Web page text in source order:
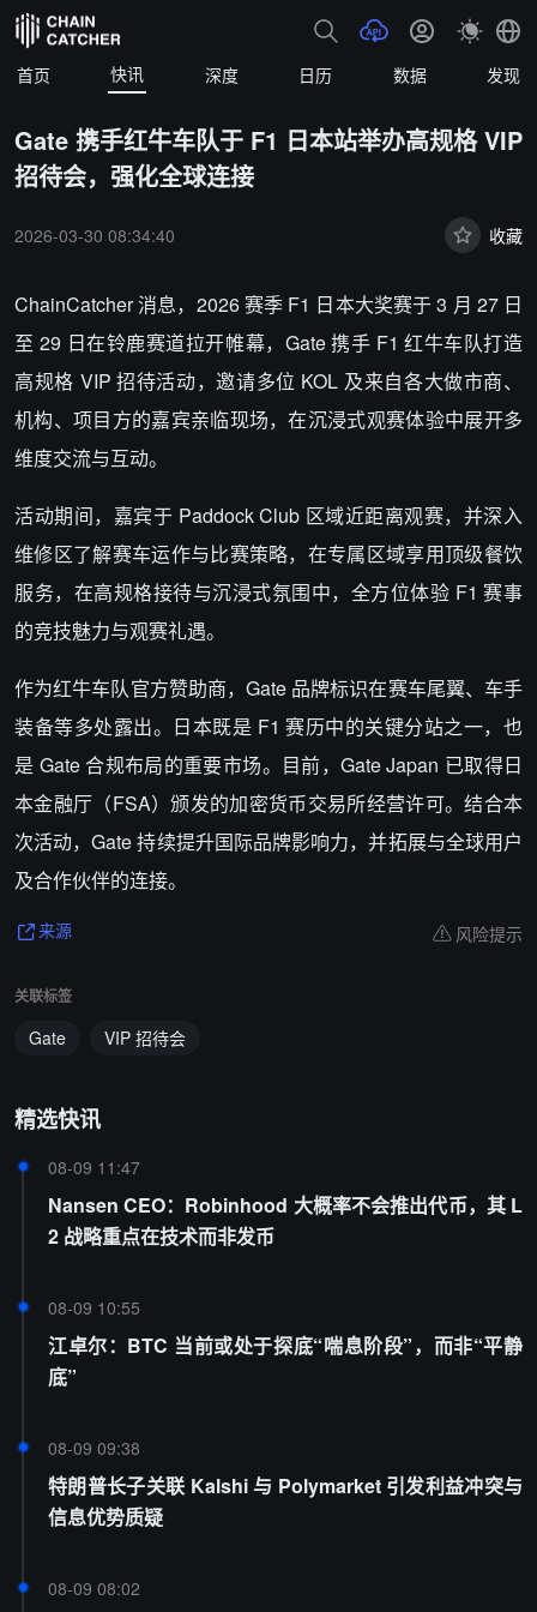
首页 快讯 深度 日历 数据 发现
Gate 携手红牛车队于 F1 日本站举办高规格 VIP
招待会，强化全球连接
2026-03-30 08:34:40 收藏
ChainCatcher 消息， 2026 赛季 F1 日本大奖赛于 3 月 27 日
至 29 日在铃鹿赛道拉开帷幕，Gate 携手 F1 红牛车队打造
高规格 VIP 招待活动，邀请多位 KOL 及来自各大做市商、
机构、项目方的嘉宾亲临现场，在沉浸式观赛体验中展开多
维度交流与互动。
活动期间，嘉宾于 Paddock Club 区域近距离观赛，并深入
维修区了解赛车运作与比赛策略，在专属区域享用顶级餐饮
服务，在高规格接待与沉浸式氛围中，全方位体验 F1 赛事
的竞技魅力与观赛礼遇。
作为红牛车队官方赞助商，Gate 品牌标识在赛车尾翼、车手
装备等多处露出。日本既是 F1 赛历中的关键分站之一，也
是 Gate 合规布局的重要市场。目前，Gate Japan 已取得日
本金融厅（FSA）颁发的加密货币交易所经营许可。结合本
次活动，Gate 持续提升国际品牌影响力，并拓展与全球用户
及合作伙伴的连接。
来源 风险提示
关联标签
Gate VIP 招待会
精选快讯
08-09 11:47
Nansen CEO：Robinhood 大概率不会推出代币，其 L
2 战略重点在技术而非发币
08-09 10:55
江卓尔：BTC 当前或处于探底“喘息阶段”，而非“平静
底”
08-09 09:38
特朗普长子关联 Kalshi 与 Polymarket 引发利益冲突与
信息优势质疑
08-09 08:02